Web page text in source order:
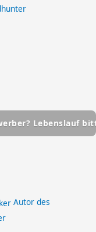
bitte an
Autor des